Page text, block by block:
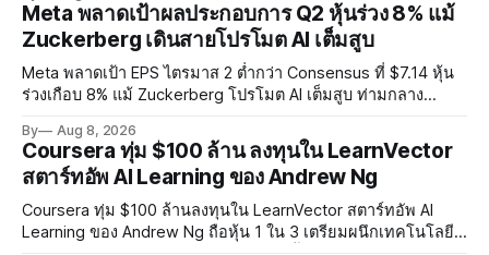
Meta พลาดเป้าผลประกอบการ Q2 หุ้นร่วง 8% แม้
Zuckerberg เดินสายโปรโมต AI เต็มสูบ
Meta พลาดเป้า EPS ไตรมาส 2 ต่ำกว่า Consensus ที่ $7.14 หุ้น
ร่วงเกือบ 8% แม้ Zuckerberg โปรโมต AI เต็มสูบ ท่ามกลาง
การทำร้ายเด็ก
By Aug 8, 2026
Coursera ทุ่ม $100 ล้าน ลงทุนใน LearnVector
สตาร์ทอัพ AI Learning ของ Andrew Ng
Coursera ทุ่ม $100 ล้านลงทุนใน LearnVector สตาร์ทอัพ AI
Learning ของ Andrew Ng ถือหุ้น 1 ใน 3 เตรียมผนึกเทคโนโลยี